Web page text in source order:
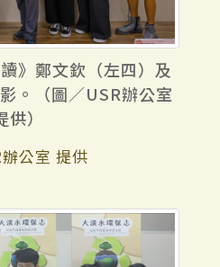
》鄭文欽（左四）及
。（圖／USR辦公室
供）
公室 提供